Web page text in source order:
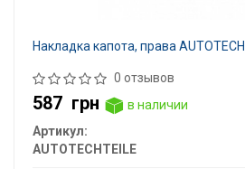
Накладка капота, права
0 отзывов
587 грн
в наличии
Артикул:
AUTOTECHTEILE